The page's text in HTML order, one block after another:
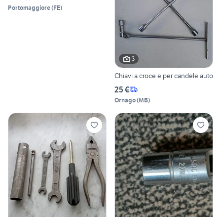
Portomaggiore(FE)
3
Chiavi a croce e per candele auto
25 €
Ornago(MB)